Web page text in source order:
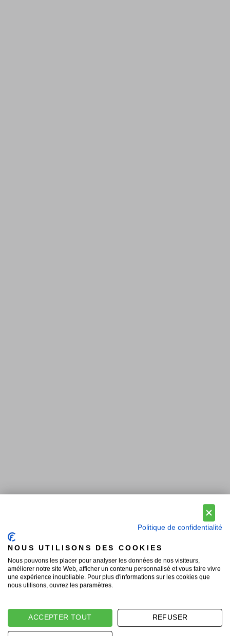
Politique de confidentialité
NOUS UTILISONS DES COOKIES
Nous pouvons les placer pour analyser les données de nos visiteurs,
améliorer notre site Web, afficher un contenu personnalisé et vous faire vivre
une expérience inoubliable. Pour plus d'informations sur les cookies que
nous utilisons, ouvrez les paramètres.
ACCEPTER TOUT REFUSER